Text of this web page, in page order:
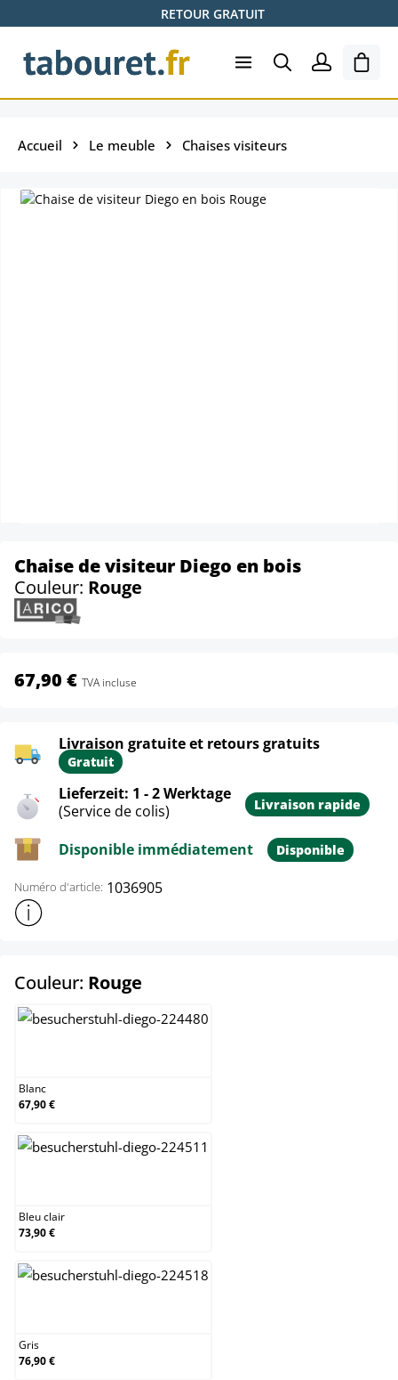
Passer au contenu principalRETOUR GRATUIT
Le
Accueil Le meuble Chaises visiteurs
Chaise de visiteur Diego en bois
Couleur: Rouge
67,90 € TVA incluse
Livraison gratuite et retours gratuits
Gratuit
Lieferzeit: 1 - 2 Werktage
(Service de colis)
Livraison rapide
Disponible immédiatement Disponible
Numéro d'article: 1036905
Afficher plus d'informations sur le produit
Couleur: Rouge
Blanc
67,90 €
Bleu clair
73,90 €
Gris
76,90 €